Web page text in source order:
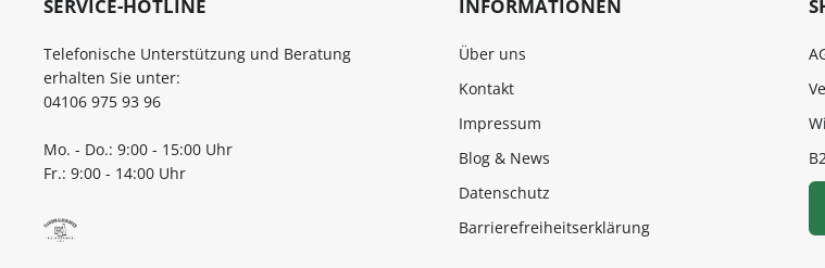
SERVICE-HOTLINE
Telefonische Unterstützung und Beratung
erhalten Sie unter:
04106 975 93 96
Mo. - Do.: 9:00 - 15:00 Uhr
Fr.: 9:00 - 14:00 Uhr
INFORMATIONEN
Über uns
Kontakt
Impressum
Blog & News
Datenschutz
Barrierefreiheitserklärung